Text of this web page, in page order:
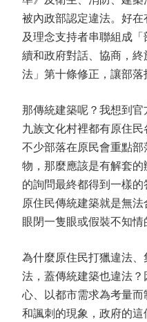
被內政部認定違法。好
及理念支持者串聯組成
續和政府對話、協商，
法」第十條修正，讓部落
那傳統建築呢？我想到
九族文化村裡都有原住
不少部落在原民會重點
物，那麼應該是有解套
的詢問最終都得到一樣
原住民傳統建築就是無
眼閉一隻眼或假裝不知情
為什麼原住民打獵違法
法，蓋傳統建築也違法
心、以都市需求為考量
和諷刺的現象，政府的